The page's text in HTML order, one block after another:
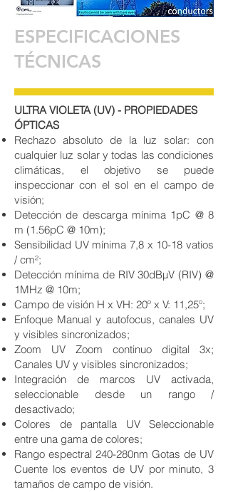
ESPECIFICACIONES
TÉCNICAS
ULTRA VIOLETA (UV) - PROPIEDADES
ÓPTICAS
Rechazo absoluto de la luz solar: con
cualquier luz solar y todas las condiciones
climáticas, el objetivo se puede
inspeccionar con el sol en el campo de
visión;
Detección de descarga mínima 1pC @ 8
m (1.56pC @ 10m);
Sensibilidad UV mínima 7,8 x 10-18 vatios
/ cm²;
Detección mínima de RIV 30dBμV (RIV) @
1MHz @ 10m;
Campo de visión H x VH: 20º x V: 11,25º;
Enfoque Manual y autofocus, canales UV
y visibles sincronizados;
Zoom UV Zoom continuo digital 3x;
Canales UV y visibles sincronizados;
Integración de marcos UV activada,
seleccionable desde un rango /
desactivado;
Colores de pantalla UV Seleccionable
entre una gama de colores;
Rango espectral 240-280nm Gotas de UV
Cuente los eventos de UV por minuto, 3
tamaños de campo de visión.